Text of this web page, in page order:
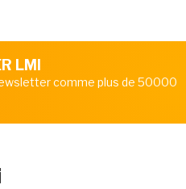
LMI
comme plus de 50000